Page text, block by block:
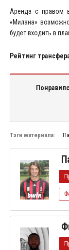
Аренда с правом
«Милана»
будет входить в
Рейтинг
Тэги материала: